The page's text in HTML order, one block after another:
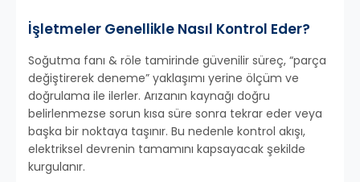
İşletmeler Genellikle Nasıl Kontrol Eder?
Soğutma fanı & röle tamirinde güvenilir süreç, “parça
değiştirerek deneme” yaklaşımı yerine ölçüm ve
doğrulama ile ilerler. Arızanın kaynağı doğru
belirlenmezse sorun kısa süre sonra tekrar eder veya
başka bir noktaya taşınır. Bu nedenle kontrol akışı,
elektriksel devrenin tamamını kapsayacak şekilde
kurgulanır.